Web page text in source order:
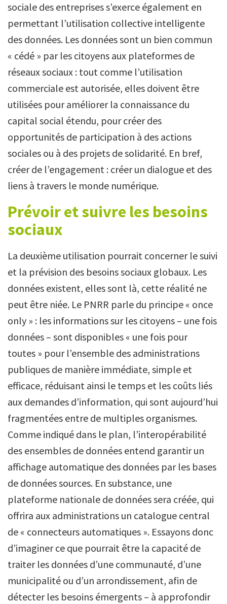
sociale des entreprises s’exerce également en
permettant l’utilisation collective intelligente
des données. Les données sont un bien commun
« cédé » par les citoyens aux plateformes de
réseaux sociaux : tout comme l’utilisation
commerciale est autorisée, elles doivent être
utilisées pour améliorer la connaissance du
capital social étendu, pour créer des
opportunités de participation à des actions
sociales ou à des projets de solidarité. En bref,
créer de l’engagement : créer un dialogue et des
liens à travers le monde numérique.
Prévoir et suivre les besoins
sociaux
La deuxième utilisation pourrait concerner le suivi
et la prévision des besoins sociaux globaux. Les
données existent, elles sont là, cette réalité ne
peut être niée. Le PNRR parle du principe « once
only » : les informations sur les citoyens – une fois
données – sont disponibles « une fois pour
toutes » pour l’ensemble des administrations
publiques de manière immédiate, simple et
efficace, réduisant ainsi le temps et les coûts liés
aux demandes d’information, qui sont aujourd’hui
fragmentées entre de multiples organismes.
Comme indiqué dans le plan, l’interopérabilité
des ensembles de données entend garantir un
affichage automatique des données par les bases
de données sources. En substance, une
plateforme nationale de données sera créée, qui
offrira aux administrations un catalogue central
de « connecteurs automatiques ». Essayons donc
d’imaginer ce que pourrait être la capacité de
traiter les données d’une communauté, d’une
municipalité ou d’un arrondissement, afin de
détecter les besoins émergents – à approfondir